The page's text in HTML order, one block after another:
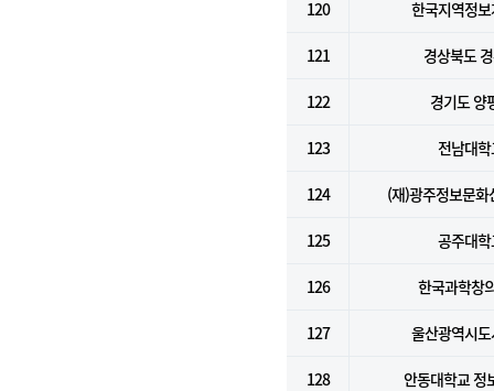
120 한국지역정
121 경상북도
122 경기도 양
123 전남대
124 (재)광주정보문화
125 공주대
126 한국과학창
127 울산광역시
128 안동대학교 정